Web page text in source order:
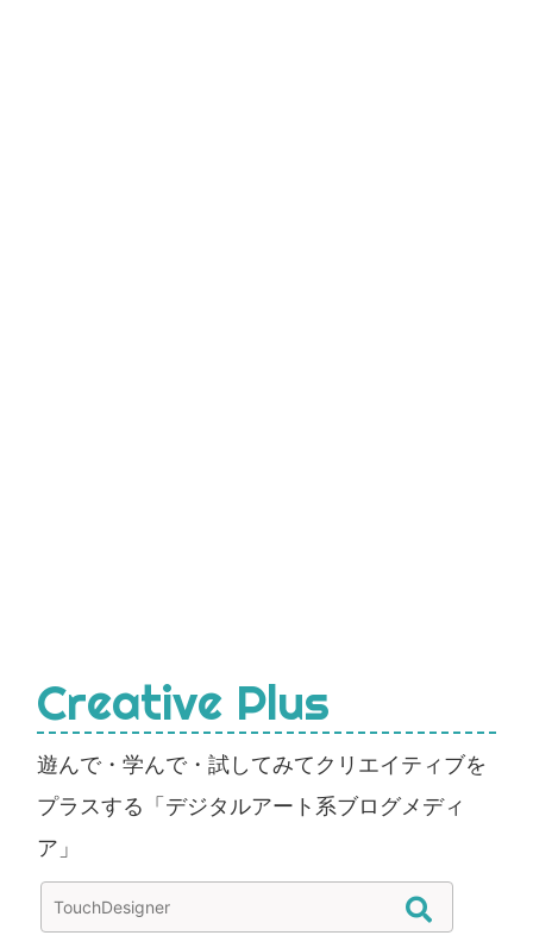
Creative Plus
遊んで・学んで・試してみてクリエイティブを
プラスする「デジタルアート系ブログメディ
ア」